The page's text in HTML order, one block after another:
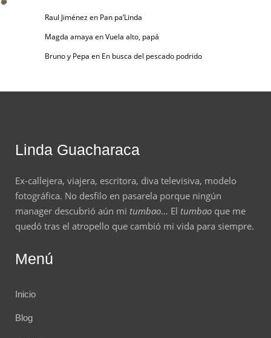
Raul Jiménezen Pan pa’Linda
Magda amaya enVuela alto, papá
Bruno y Pepa en En busca del pescado podrido
Linda Guacharaca
Ex-callejera, viajera, escritora, diva televisiva, modelo
fotográfica. No desfilo en pasarela porque ningún
manager descubrió aún mi tumbao… El tumbao que me
quedó tras el atropello que cambió mi vida para siempre.
Menú
Inicio
Blog